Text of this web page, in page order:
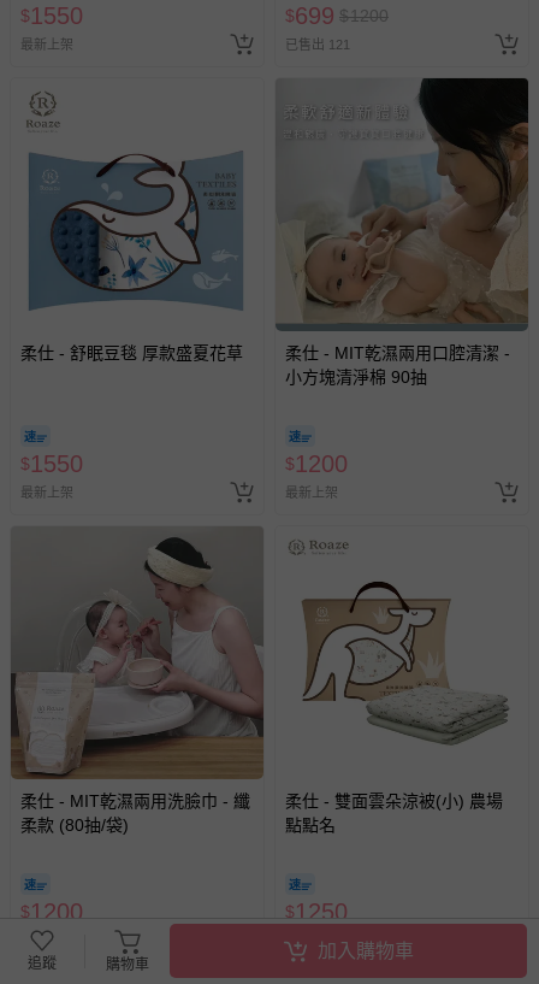
$1550
最新上架
期作廢) (兒童票(2歲以上)贈一
名陪伴成人)
$699 $1200
已售出 121
柔仕 - 舒眠豆毯 厚款盛夏花草
$1550
最新上架
柔仕 - MIT乾濕兩用口腔清潔 -
小方塊清淨棉 90抽
$1200
最新上架
柔仕 - MIT乾濕兩用洗臉巾 - 纖
柔款 (80抽/袋)
$1200
最新上架
柔仕 - 雙面雲朵涼被(小) 農場
點點名
$1250
最新上架
追蹤 購物車
加入購物車